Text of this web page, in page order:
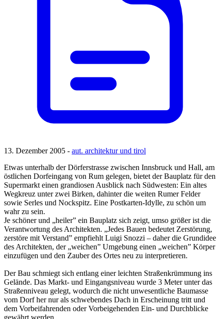
13. Dezember 2005 - aut. architektur und tirol
Etwas unterhalb der Dörferstrasse zwischen Innsbruck und Hall, am
östlichen Dorfeingang von Rum gelegen, bietet der Bauplatz für den
Supermarkt einen grandiosen Ausblick nach Südwesten: Ein altes
Wegkreuz unter zwei Birken, dahinter die weiten Rumer Felder
sowie Serles und Nockspitz. Eine Postkarten-Idylle, zu schön um
wahr zu sein.
Je schöner und „heiler” ein Bauplatz sich zeigt, umso größer ist die
Verantwortung des Architekten. „Jedes Bauen bedeutet Zerstörung,
zerstöre mit Verstand” empfiehlt Luigi Snozzi – daher die Grundidee
des Architekten, der „weichen” Umgebung einen „weichen” Körper
einzufügen und den Zauber des Ortes neu zu interpretieren.
Der Bau schmiegt sich entlang einer leichten Straßenkrümmung ins
Gelände. Das Markt- und Eingangsniveau wurde 3 Meter unter das
Straßenniveau gelegt, wodurch die nicht unwesentliche Baumasse
vom Dorf her nur als schwebendes Dach in Erscheinung tritt und
dem Vorbeifahrenden oder Vorbeigehenden Ein- und Durchblicke